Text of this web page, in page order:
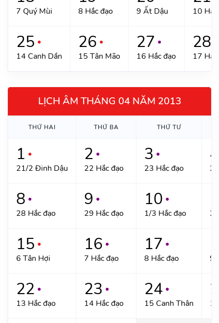
7 Quý Mùi 8 Hắc đạo 9 Ất Dậu 10
25 ●
14 Canh Dần
26 ●
15 Tân Mão
27 ●
16 Hắc đạo
28
17
LỊCH ÂM THÁNG 04 NĂM 2013
THỨ HAI THỨ BA THỨ TƯ
1 ●
21/2 Đinh Dậu
2 ●
22 Hắc đạo
3 ●
23 Hắc đạo
4
8 ●
28 Hắc đạo
9 ●
29 Hắc đạo
10 ●
1/3 Hắc đạo 2
15 ●
6 Tân Hợi
16 ●
7 Hắc đạo
17 ●
8 Hắc đạo 9
22 ●
13 Hắc đạo
23 ●
14 Hắc đạo
24 ●
15 Canh Thân